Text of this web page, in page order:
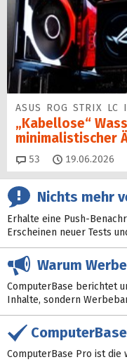
ASUS ROG STRIX LC
„Kabellose“
minimalistischer
53 Kommentare
19.06.2026
Nichts mehr
Erhalte eine Push-
Erscheinen neuer Tests
Warum
ComputerBase berichtet
Inhalte, sondern
ComputerBase Pro ist